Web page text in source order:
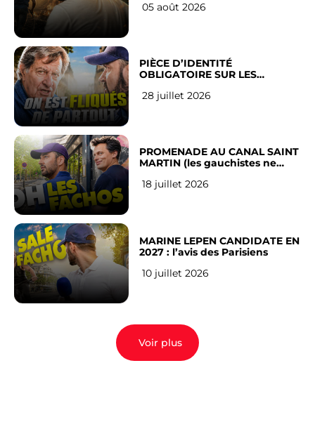
05 août 2026
PIÈCE D’IDENTITÉ
OBLIGATOIRE SUR LES
Français
28 juillet 2026
PROMENADE AU CANAL SAINT
MARTIN (les gauchistes ne
18 juillet 2026
MARINE LEPEN CANDIDATE EN
2027 : l’avis des Parisiens
10 juillet 2026
Voir plus